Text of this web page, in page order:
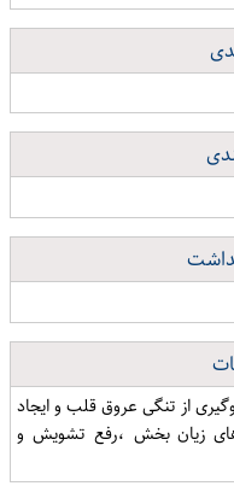
از تنگی عروق قلب و ایجاد
زیان بخش ،رفع تشویش و